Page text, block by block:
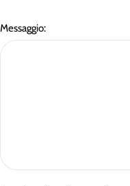
Messaggio: